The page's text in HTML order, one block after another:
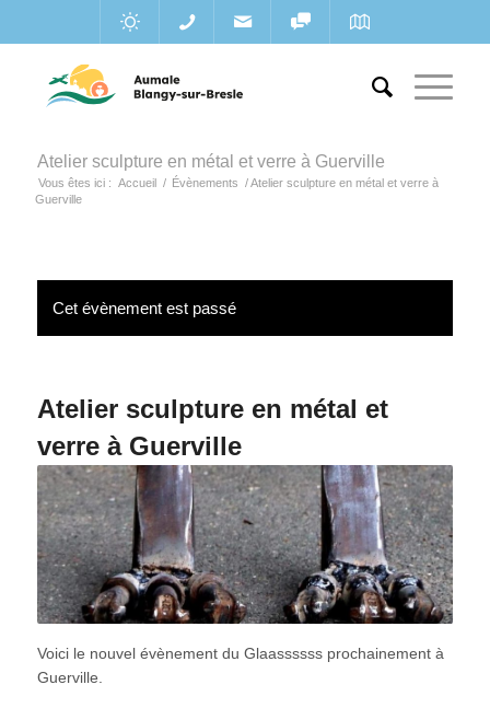
Atelier sculpture en métal et verre à Guerville
Vous êtes ici : Accueil / Évènements / Atelier sculpture en métal et verre à
Guerville
Cet évènement est passé
Atelier sculpture en métal et
verre à Guerville
Voici le nouvel évènement du Glaassssss prochainement à
Guerville.